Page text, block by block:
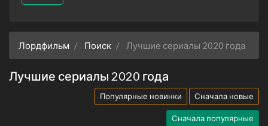
Лордфильм Поиск Лучшие сериалы 2020 года
Лучшие сериалы 2020 года
Популярные новинки Сначала новые
Сначала популярные